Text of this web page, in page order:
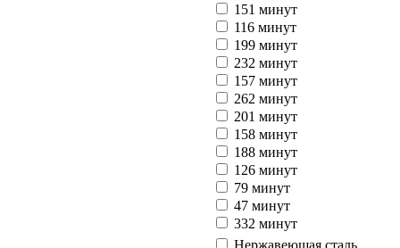
151 минут
116 минут
199 минут
232 минут
157 минут
262 минут
201 минут
158 минут
188 минут
126 минут
79 минут
47 минут
332 минут
Нержавеющая сталь